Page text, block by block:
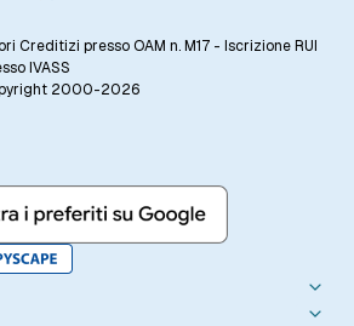
Creditizi presso OAM n. M17 - Iscrizione RUI
IVASS
2000-2026